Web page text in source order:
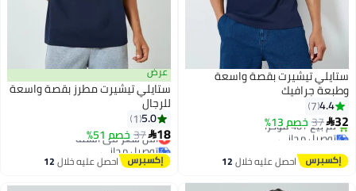
ستايلي تيشيرت بقصة واسعة
وطبعة جرافيك
4.4
7
32
37 خصم 13%
توصيل مجاني
باقي 2 وحدات في المخزون
تم بيع +40 مؤخرًا
توصيل مجاني
احصل عليه خلال12
عرض
ستايلي تيشيرت مطرز بقصة واسعة
للرجال
5.0
1
18
37 خصم 51%
أقل سعر في السنة
توصيل مجاني
أقل سعر في السنة
احصل عليه خلال12